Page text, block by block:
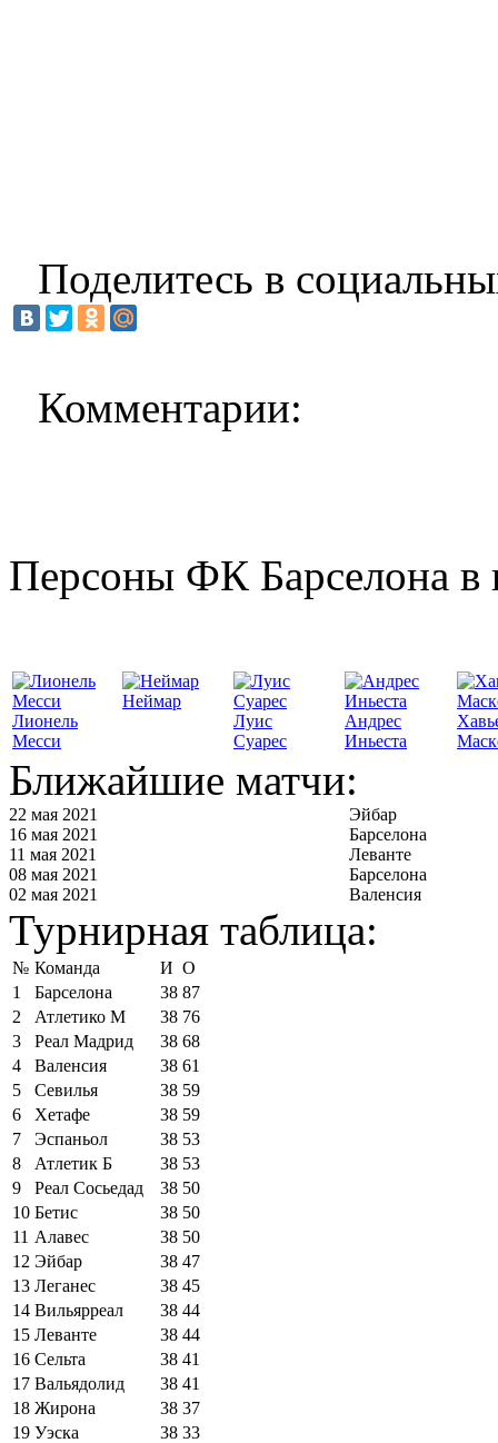
Поделитесь в
Комментарии:
Персоны ФК Барселона в
Лионель
Месси
Неймар
Луис
Суарес
Андрес
Иньеста
Ближайшие матчи:
22 мая 2021
Эйбар
16 мая 2021
Барселона
11 мая 2021
Леванте
08 мая 2021
Барселона
02 мая 2021
Валенсия
Турнирная таблица:
№ Команда И О
1
Барселона 38 87
2
Атлетико М 38 76
3
Реал Мадрид 38 68
4
Валенсия 38 61
5
Севилья 38 59
6
Хетафе 38 59
7
Эспаньол 38 53
8
Атлетик Б 38 53
9
Реал Сосьедад 38 50
10 Бетис 38 50
11 Алавес 38 50
12 Эйбар 38 47
13 Леганес 38 45
14 Вильярреал 38 44
15 Леванте 38 44
16 Сельта 38 41
17 Вальядолид 38 41
18 Жирона 38 37
19 Уэска 38 33